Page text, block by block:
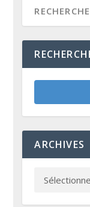
ARCHIVES